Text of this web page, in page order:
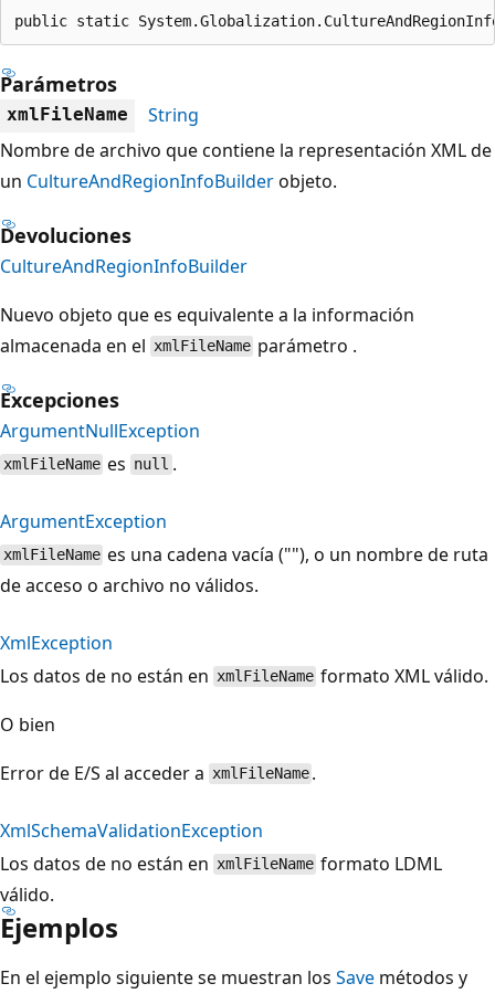
public static
Parámetros
xmlFileName
String
Nombre de archivo que contiene la representación XML de
un CultureAndRegionInfoBuilderobjeto.
Devoluciones
CultureAndRegionInfoBuilder
Nuevo objeto que es equivalente a la información
almacenada en el xmlFileName parámetro .
Excepciones
ArgumentNullException
xmlFileName es null .
ArgumentException
xmlFileName es una cadena vacía (""), o un nombre de ruta
de acceso o archivo no válidos.
XmlException
Los datos de no están en xmlFileName formato XML válido.
O bien
Error de E/S al acceder a xmlFileName .
XmlSchemaValidationException
Los datos de no están en xmlFileName formato LDML
válido.
Ejemplos
En el ejemplo siguiente se muestran los Save métodos y